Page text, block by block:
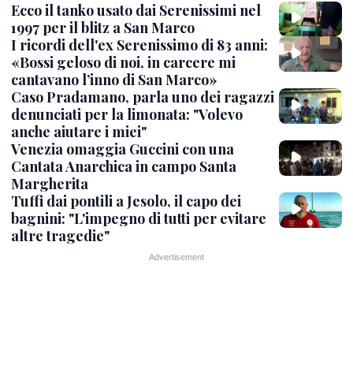
Ecco il tanko usato dai Serenissimi nel
1997 per il blitz a San Marco
I ricordi dell'ex Serenissimo di 83 anni:
«Bossi geloso di noi, in carcere mi
cantavano l’inno di San Marco»
Caso Pradamano, parla uno dei ragazzi
denunciati per la limonata: "Volevo
anche aiutare i miei"
Venezia omaggia Guccini con una
Cantata Anarchica in campo Santa
Margherita
Tuffi dai pontili a Jesolo, il capo dei
bagnini: "L'impegno di tutti per evitare
altre tragedie"